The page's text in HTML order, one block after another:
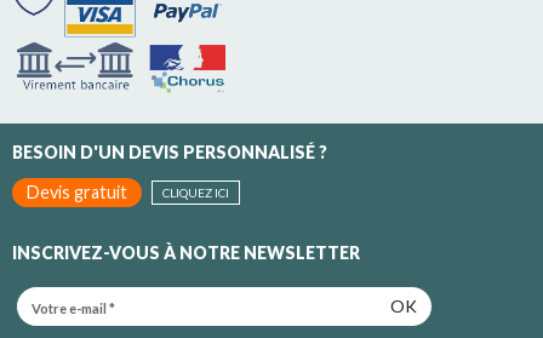
BESOIN D'UN DEVIS PERSONNALISÉ ?
Devis gratuit
CLIQUEZ ICI
INSCRIVEZ-VOUS À NOTRE NEWSLETTER
OK